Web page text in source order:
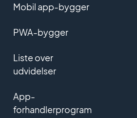
Mobil app-bygger
PWA-bygger
Liste over
udvidelser
App-
forhandlerprogram